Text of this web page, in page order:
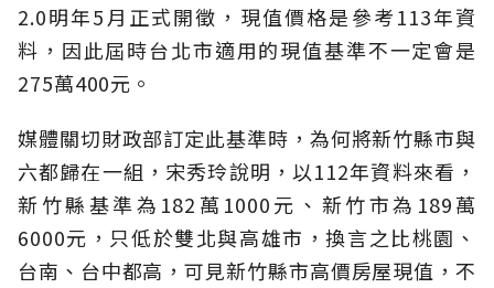
2.0明年5月正式開徵，現值價格是參考113年資
料，因此屆時台北市適用的現值基準不一定會是
275萬400元。
媒體關切財政部訂定此基準時，為何將新竹縣市與
六都歸在一組，宋秀玲說明，以112年資料來看，
新竹縣基準為182萬1000元、新竹市為189萬
6000元，只低於雙北與高雄市，換言之比桃園、
台南、台中都高，可見新竹縣市高價房屋現值，不